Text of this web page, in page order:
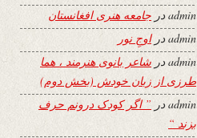
adminدر جامعه هنری افغانستان
adminدراوجِ نور
adminدر شاعر بانوی هنرمند ، هما
طرزی از زبان خودش (بخش دوم)
adminدر ” اگر کودک درونم حرف
بزند “